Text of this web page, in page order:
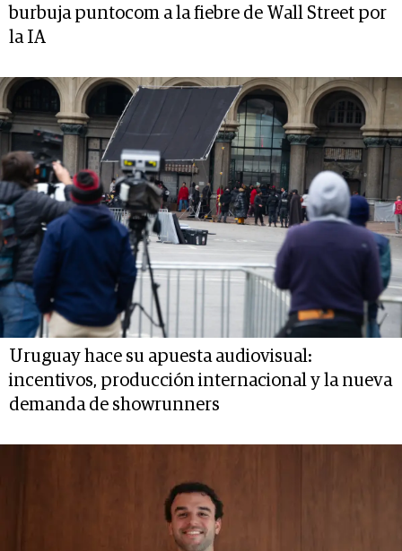
burbuja puntocom a la fiebre de Wall Street por
la IA
Uruguay hace su apuesta audiovisual:
incentivos, producción internacional y la nueva
demanda de showrunners